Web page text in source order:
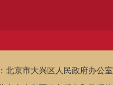
北京市大兴区人民政府办公室